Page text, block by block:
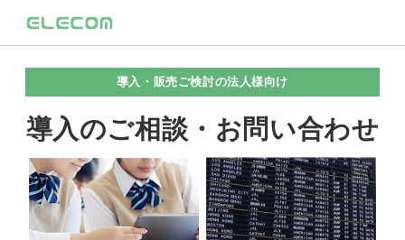
導入・販売ご検討の法人様向け
導入のご相談・お問い合わせ